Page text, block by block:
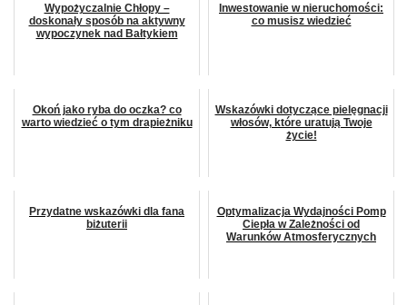
Wypożyczalnie Chłopy –
doskonały sposób na aktywny
wypoczynek nad Bałtykiem
Inwestowanie w nieruchomości:
co musisz wiedzieć
Okoń jako ryba do oczka? co
warto wiedzieć o tym drapieżniku
Wskazówki dotyczące pielęgnacji
włosów, które uratują Twoje
życie!
Przydatne wskazówki dla fana
biżuterii
Optymalizacja Wydajności Pomp
Ciepła w Zależności od
Warunków Atmosferycznych